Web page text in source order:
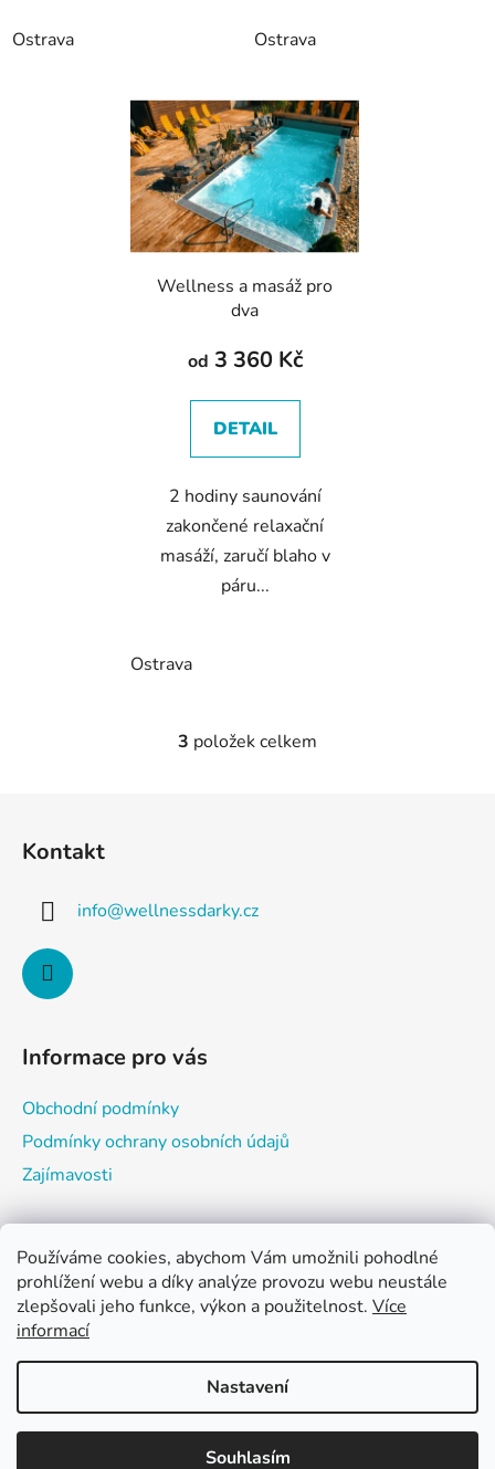
Používáme cookies, abychom Vám umožnili pohodlné
prohlížení webu a díky analýze provozu webu neustále
zlepšovali jeho funkce, výkon a použitelnost. Více
informací
Nastavení
Souhlasím
Ostrava Ostrava
Wellness a masáž pro
dva
od 3 360 Kč
DETAIL
2 hodiny saunování
zakončené relaxační
masáží, zaručí blaho v
páru...
Ostrava
O
í
i
3 položek celkem
Kontakt
info@wellnessdarky.cz
Informace pro vás
Obchodní podmínky
Podmínky ochrany osobních údajů
Zajímavosti
Nákupní košík
Vytvořil Shoptet
wellnessdarky.cz